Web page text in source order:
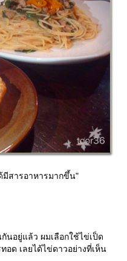
มีสารอาหารมากขึ้น"
นอยู่แล้ว ผมเลือกใช้ไข่เป็ด
ด เลยได้ไข่ดาวอย่างที่เห็น